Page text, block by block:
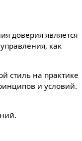
доверия является
как
стиль на практике
и условий.